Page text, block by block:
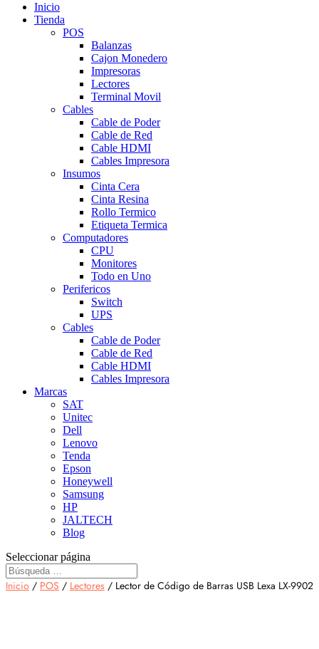
Inicio
Tienda
POS
Balanzas
Cajon Monedero
Impresoras
Lectores
Terminal Movil
Cables
Cable de Poder
Cable de Red
Cable HDMI
Cables Impresora
Insumos
Cinta Cera
Cinta Resina
Rollo Termico
Etiqueta Termica
Computadores
CPU
Monitores
Todo en Uno
Perifericos
Switch
UPS
Cables
Cable de Poder
Cable de Red
Cable HDMI
Cables Impresora
Marcas
SAT
Unitec
Dell
Lenovo
Tenda
Epson
Honeywell
Samsung
HP
JALTECH
Blog
Seleccionar página
Inicio / POS / Lectores / Lector de Código de Barras USB Lexa LX-9902